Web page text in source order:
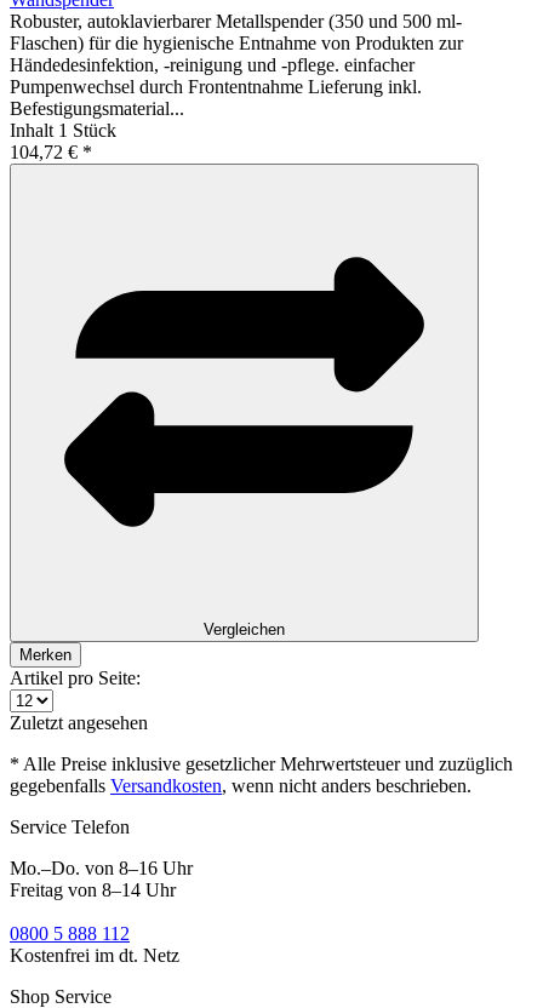
Robuster, autoklavierbarer Metallspender (350 und 500 ml-
Flaschen) für die hygienische Entnahme von Produkten zur
Händedesinfektion, -reinigung und -pflege. einfacher
Pumpenwechsel durch Frontentnahme Lieferung inkl.
Befestigungsmaterial...
Inhalt 1 Stück
104,72 € *
Vergleichen
Merken
Artikel pro Seite:
Zuletzt angesehen
* Alle Preise inklusive gesetzlicher Mehrwertsteuer und zuzüglich
gegebenfalls Versandkosten, wenn nicht anders beschrieben.
Service Telefon
Mo.–Do. von 8–16 Uhr
Freitag von 8–14 Uhr
0800 5 888 112
Kostenfrei im dt. Netz
Shop Service